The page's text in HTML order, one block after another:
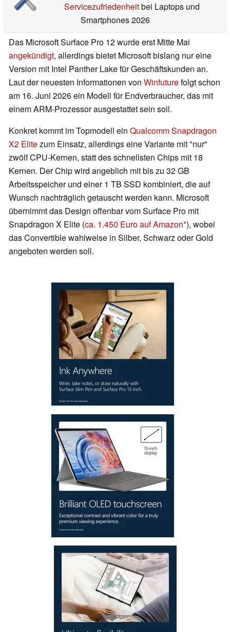
Servicezufriedenheitbei Laptops und
Smartphones 2026
Das Microsoft Surface Pro 12 wurde erst Mitte Mai
angekündigt, allerdings bietet Microsoft bislang nur eine
Version mit Intel Panther Lake für Geschäftskunden an.
Laut der neuesten Informationen von Winfuturefolgt schon
am 16. Juni 2026 ein Modell für Endverbraucher, das mit
einem ARM-Prozessor ausgestattet sein soll.
Konkret kommt im Topmodell ein Qualcomm Snapdragon
X2 Elitezum Einsatz, allerdings eine Variante mit "nur"
zwölf CPU-Kernen, statt des schnellsten Chips mit 18
Kernen. Der Chip wird angeblich mit bis zu 32 GB
Arbeitsspeicher und einer 1 TB SSD kombiniert, die auf
Wunsch nachträglich getauscht werden kann. Microsoft
übernimmt das Design offenbar vom Surface Pro mit
Snapdragon X Elite (ca. 1.450 Euro auf Amazon ), wobei
das Convertible wahlweise in Silber, Schwarz oder Gold
angeboten werden soll.